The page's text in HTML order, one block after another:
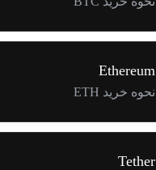
Ethereum
نحوه خرید ETH
Tether